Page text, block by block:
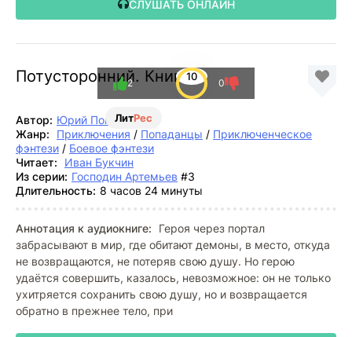
СЛУШАТЬ ОНЛАЙН
Потусторонний. Книга 3
ЛитРес
10
2 0
Автор: Юрий Погуляй
Жанр:
Приключения / Попаданцы / Приключенческое
фэнтези / Боевое фэнтези
Читает:
Иван Букчин
Из серии: Господин Артемьев #3
Длительность: 8 часов 24 минуты
Аннотация к аудиокниге:
Героя через портал
забрасывают в мир, где обитают демоны, в место, откуда
не возвращаются, не потеряв свою душу. Но герою
удаётся совершить, казалось, невозможное: он не только
ухитряется сохранить свою душу, но и возвращается
обратно в прежнее тело, при